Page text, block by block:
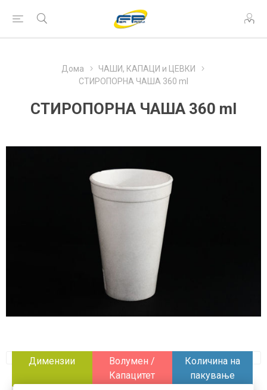
Дома
ЧАШИ, КАПАЦИ и ЦЕВКИ
СТИРОПОРНА ЧАША 360 ml
СТИРОПОРНА ЧАША 360 ml
Димензии
Волумен /
Капацитет
Количина на
пакување